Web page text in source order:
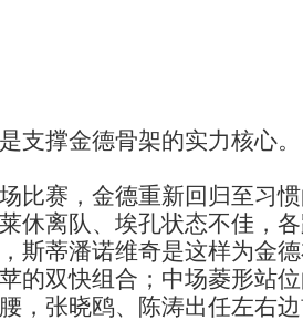
支撑金德骨架的实力核心。
赛，金德重新回归至习惯
休离队、埃孔状态不佳，
斯蒂潘诺维奇是这样为金
的双快组合；中场菱形站
，张晓鸥、陈涛出任左右